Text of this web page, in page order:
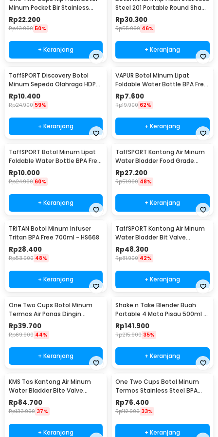
Minum Pocket Bir Stainless
Steel 201 8oz - MS351
Rp22.200
Rp43.900 50%
+ Keranjang
Steel 201 Portable Round Shape
150ml - B-5
Rp30.300
Rp55.900 46%
+ Keranjang
TaffSPORT Discovery Botol
Minum Sepeda Olahraga HDPE
Dust Cover 650ml - 3026
Rp10.400
Rp24.900 59%
+ Keranjang
VAPUR Botol Minum Lipat
Foldable Water Bottle BPA Free
Karabiner 500ml - V5
Rp7.600
Rp19.900 62%
+ Keranjang
TaffSPORT Botol Minum Lipat
Foldable Water Bottle BPA Free
700ml - S29
Rp10.000
Rp24.900 60%
+ Keranjang
TaffSPORT Kantong Air Minum
Water Bladder Food Grade
Hydration Bag 2L - SD16
Rp27.200
Rp51.900 48%
+ Keranjang
TRITAN Botol Minum Infuser
Tritan BPA Free 700ml - HS668
Rp28.400
Rp53.900 48%
+ Keranjang
TaffSPORT Kantong Air Minum
Water Bladder Bit Valve
Hydration Bag 2L - SD16
Rp48.300
Rp81.900 42%
+ Keranjang
One Two Cups Botol Minum
Termos Air Panas Dingin
Stainless Steel 260ml -
AQW575
Rp39.700
Rp69.900 44%
+ Keranjang
Shake n Take Blender Buah
Portable 4 Mata Pisau 500ml -
VT-04
Rp141.900
Rp215.900 35%
+ Keranjang
KMS Tas Kantong Air Minum
Water Bladder Bite Valve
Hydration Bag 3L - BL018
Rp84.700
Rp133.900 37%
+ Keranjang
One Two Cups Botol Minum
Termos Stainless Steel BPA
Free 400ml - K623
Rp76.400
Rp112.900 33%
+ Keranjang